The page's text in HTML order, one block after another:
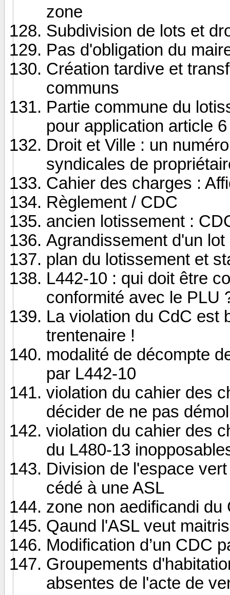
zone
Subdivision de lots et
Pas d'obligation du
Création tardive et
communs
Partie commune du
pour application article 6
Droit et Ville : un
syndicales de
Cahier des charges :
Règlement / CDC
ancien lotissement :
Agrandissement d'un lot
plan du lotissement et
L442-10 : qui doit être
conformité avec le PLU
La violation du CdC est
trentenaire !
modalité de décompte
par L442-10
violation du cahier des
décider de ne pas
violation du cahier des
du L480-13
Division de l'espace
cédé à une ASL
zone non aedificandi du
Qaund l'ASL veut
Modification d’un CDC
Groupements
absentes de l'acte de